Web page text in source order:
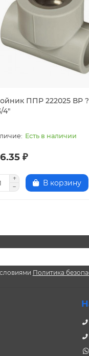
ППР 222025 ВР
4"
Есть в наличии
₽
В корзину
Политика